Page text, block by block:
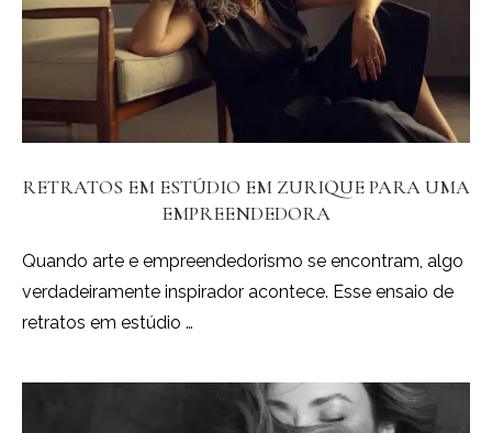
RETRATOS EM ESTÚDIO EM ZURIQUE PARA UMA
EMPREENDEDORA
Quando arte e empreendedorismo se encontram, algo
verdadeiramente inspirador acontece. Esse ensaio de
retratos em estúdio …